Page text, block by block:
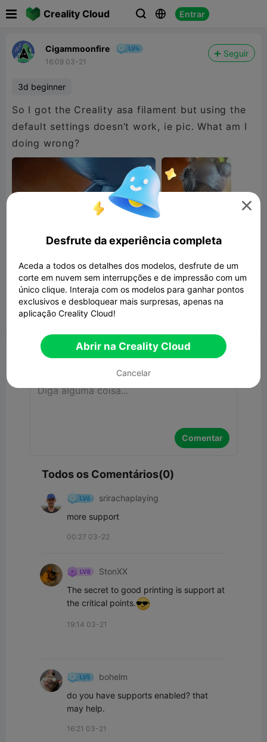
Creality Cloud   Entrar
Cigammoonfire
16:09 03-21
Seguir
3d beginner
So I got the Creality asa filament but using the
default settings doesn’t work, ie pic. What am I
 Denunciar
Comentar
Comentar
Todos os Comentários(0)
srirachaplaying
more support
00:27 03-22
StonXX
The secret to good printing is support at
the critical points.
19:14 03-21
bohelm
do you have supports enabled? that
may help.
16:21 03-21

Desfrute da experiência completa
Aceda a todos os detalhes dos modelos, desfrute de um
corte em nuvem sem interrupções e de impressão com um
único clique. Interaja com os modelos para ganhar pontos
exclusivos e desbloquear mais surpresas, apenas na
aplicação Creality Cloud!
Abrir na Creality Cloud
Cancelar